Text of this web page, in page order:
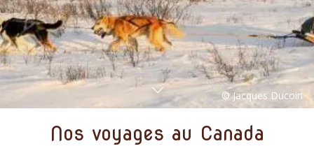
Nos voyages au Canada